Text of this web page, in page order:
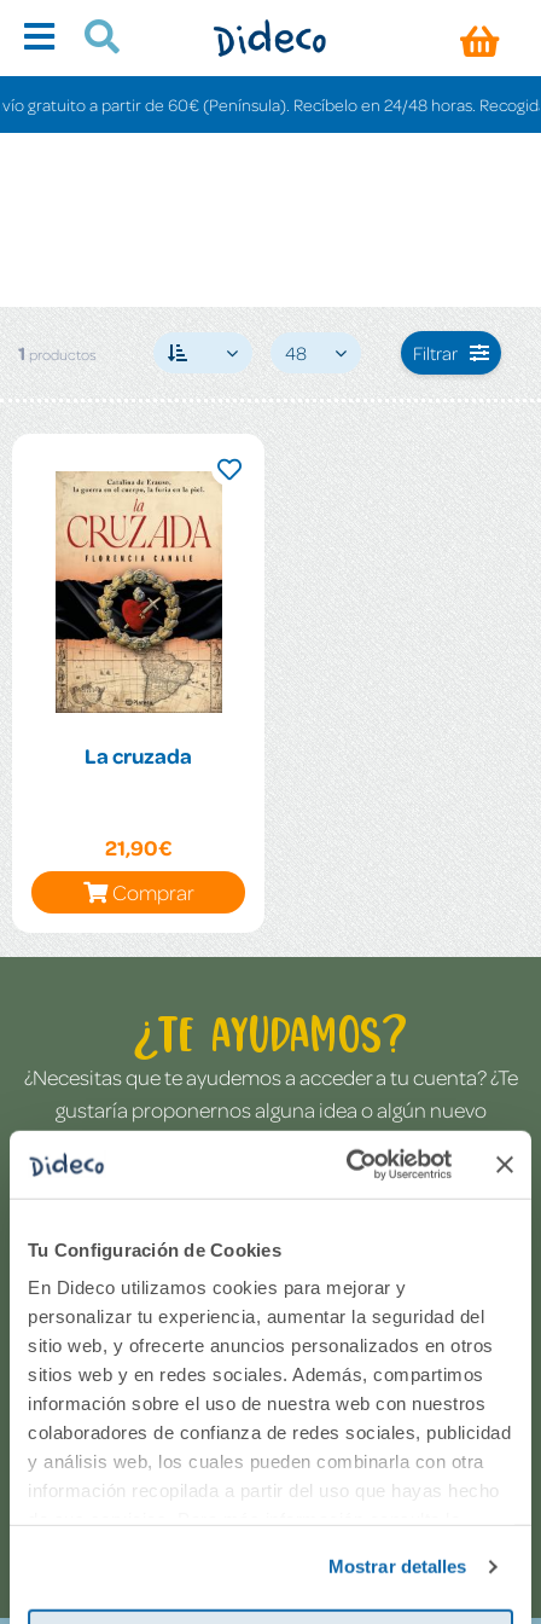
Tu Configuración de Cookies
En Dideco utilizamos cookies para mejorar y
personalizar tu experiencia, aumentar la seguridad del
sitio web, y ofrecerte anuncios personalizados en otros
sitios web y en redes sociales. Además, compartimos
información sobre el uso de nuestra web con nuestros
colaboradores de confianza de redes sociales, publicidad
y análisis web, los cuales pueden combinarla con otra
información recopilada a partir del uso que hayas hecho
Mostrar detalles
gratuito a partir de 60€ (Península). Recíbelo en 24/48 horas. Recogida
1 productos 48 Filtrar
La cruzada
21,90€
Comprar
¿Te ayudamos?
¿Necesitas que te ayudemos a acceder a tu cuenta? ¿Te
gustaría proponernos alguna idea o algún nuevo
producto? ¿Has realizado un pedido y quieres saber si
todo va viento en popa? Ponte en contacto con
nosotros.
916597360
Correo electrónico
Horario de atención telefónica: de Lunes a Viernes, de
9:00h a 17:00h.